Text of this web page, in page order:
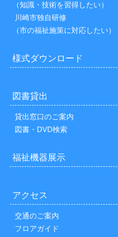
（知識・技術を習得したい）
川崎市独自研修
（市の福祉施策に対応したい）
様式ダウンロード
図書貸出
貸出窓口のご案内
図書・DVD検索
福祉機器展示
アクセス
交通のご案内
フロアガイド